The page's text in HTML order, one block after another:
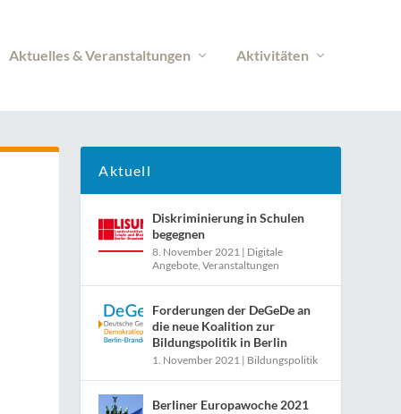
Aktuelles & Veranstaltungen Aktivitäten
Aktuell
Diskriminierung in Schulen
begegnen
8. November 2021 | Digitale
Angebote ,Veranstaltungen
Forderungen der DeGeDe an
die neue Koalition zur
Bildungspolitik in Berlin
1. November 2021 | Bildungspolitik
Berliner Europawoche 2021